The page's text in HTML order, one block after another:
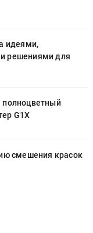
идеями,
решениями для
полноцветный
G1X
смешения красок